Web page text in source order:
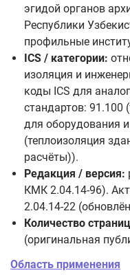
эгидой органов
Республики
профильные
ICS / категории:
изоляция и
коды ICS для
стандартов: 91.100
для оборудования
(теплоизоляция
расчёты)).
Редакция / версия:
КМК 2.04.14-96).
2.04.14-22
Количество
(оригинальная
Область применения